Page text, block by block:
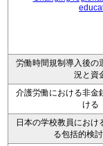
労働時間規制導入後の
況と資
介護労働における非金
ける
日本の学校教員にお
る包括的検